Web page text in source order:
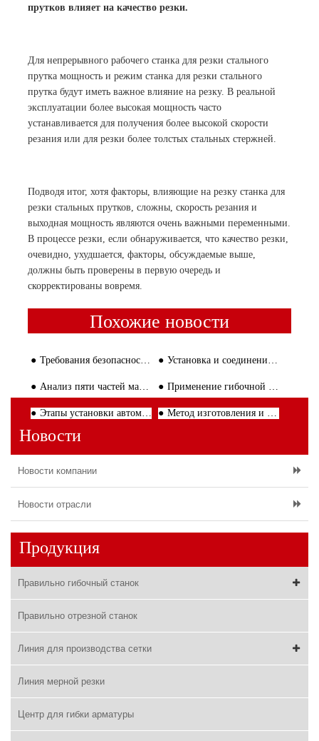
прутков влияет на качество резки.
Для непрерывного рабочего станка для резки стального
прутка мощность и режим станка для резки стального
прутка будут иметь важное влияние на резку. В реальной
эксплуатации более высокая мощность часто
устанавливается для получения более высокой скорости
резания или для резки более толстых стальных стержней.
Подводя итог, хотя факторы, влияющие на резку станка для
резки стальных прутков, сложны, скорость резания и
выходная мощность являются очень важными переменными.
В процессе резки, если обнаруживается, что качество резки,
очевидно, ухудшается, факторы, обсуждаемые выше,
должны быть проверены в первую очередь и
скорректированы вовремя.
Похожие новости
Требования безопасности процесса на стальной бар выпрямление машины Установка и соединение усиливать сварочный аппарат клетки
Анализ пяти частей машины для выпрямления арматуры Применение гибочной машины стремя КНК в обработке стального адвокатского сословия
Этапы установки автомата для резки арматуры Метод изготовления и заварки клеток провода
Новости
Новости компании
Новости отрасли
Продукция
Правильно гибочный станок
Правильно отрезной станок
Линия для производства сетки
Линия мерной резки
Центр для гибки арматуры